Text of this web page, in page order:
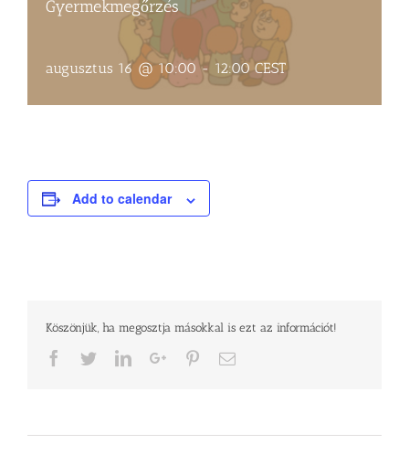
Gyermekmegőrzés
augusztus 16 @ 10:00 - 12:00 CEST
Add to calendar
Köszönjük, ha megosztja másokkal is ezt az információt!
Facebook
TwitterLinkedInGoogle+PinterestEmail